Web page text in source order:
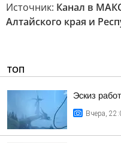
Источник: Канал в
Алтайского края и
ТОП
Эскиз
Вчера,